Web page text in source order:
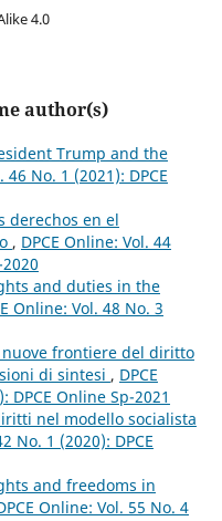
4.0
author(s)
Trump and the
46 No. 1 (2021): DPCE
derechos en el
, DPCE Online: Vol. 44
and duties in the
Online: Vol. 48 No. 3
nuove frontiere del diritto
di sintesi , DPCE
DPCE Online Sp-2021
nel modello socialista
No. 1 (2020): DPCE
and freedoms in
Online: Vol. 55 No. 4